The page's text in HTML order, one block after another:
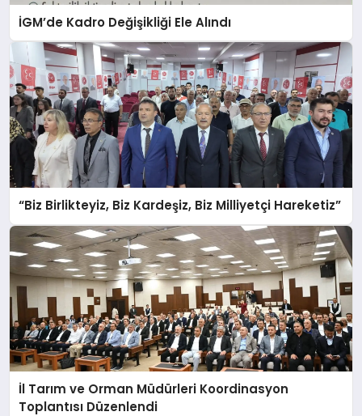
İGM’de Kadro Değişikliği Ele Alındı
“Biz Birlikteyiz, Biz Kardeşiz, Biz Milliyetçi Hareketiz”
İl Tarım ve Orman Müdürleri Koordinasyon
Toplantısı Düzenlendi